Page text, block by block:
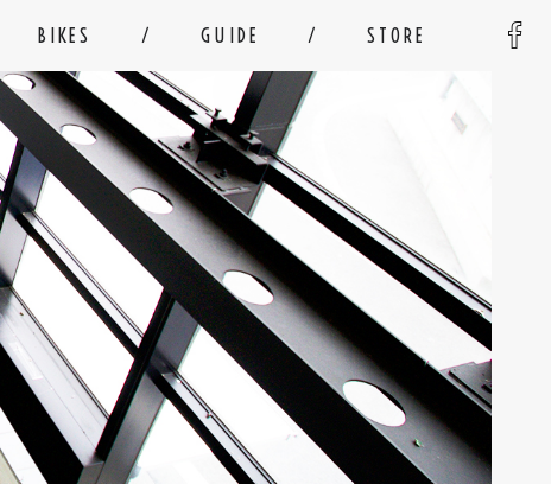
BIKES GUIDE STORE